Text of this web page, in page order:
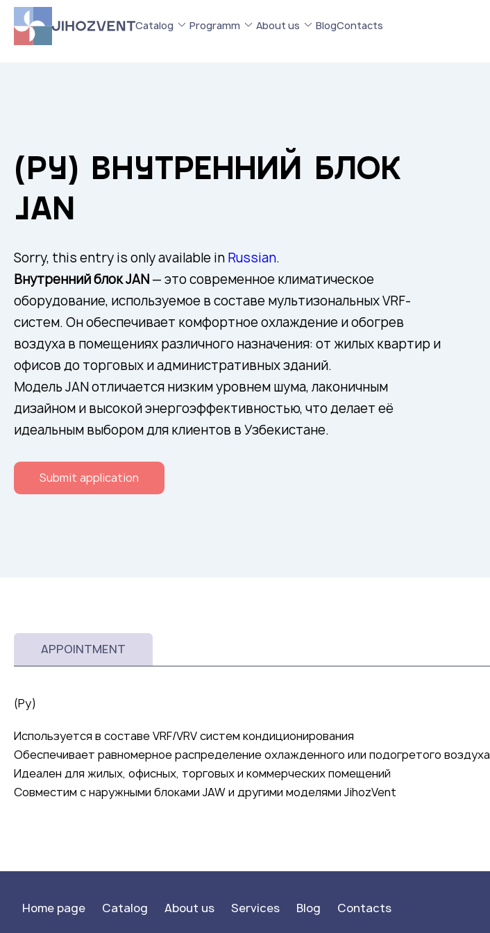
Catalog Programm About us BlogContacts
(РУ) ВНУТРЕННИЙ БЛОК
JAN
Sorry, this entry is only available in Russian.
Внутренний блок JAN — это современное климатическое
оборудование, используемое в составе мультизональных VRF-
систем. Он обеспечивает комфортное охлаждение и обогрев
воздуха в помещениях различного назначения: от жилых квартир и
офисов до торговых и административных зданий.
Модель JAN отличается низким уровнем шума, лаконичным
дизайном и высокой энергоэффективностью, что делает её
идеальным выбором для клиентов в Узбекистане.
Submit application
APPOINTMENT
(Ру)
Используется в составе VRF/VRV систем кондиционирования
Обеспечивает равномерное распределение охлажденного или подогретого воздуха
Идеален для жилых, офисных, торговых и коммерческих помещений
Совместим с наружными блоками JAW и другими моделями JihozVent
Home page Catalog About us Services Blog Contacts